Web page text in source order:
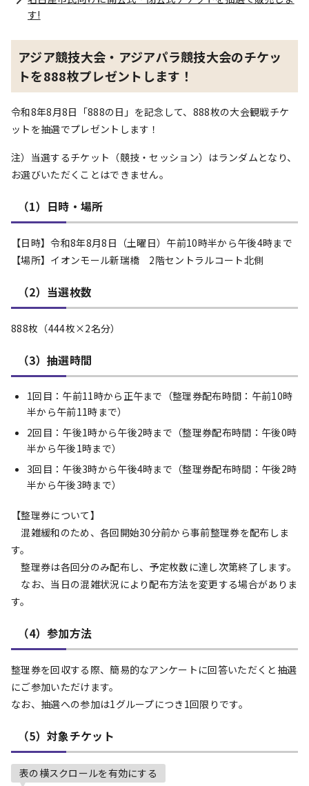
す!
アジア競技大会・アジアパラ競技大会のチケッ
トを888枚プレゼントします！
令和8年8月8日「888の日」を記念して、888枚の大会観戦チケ
ットを抽選でプレゼントします！
注）当選するチケット（競技・セッション）はランダムとなり、
お選びいただくことはできません。
（1）日時・場所
【日時】令和8年8月8日（土曜日）午前10時半から午後4時まで
【場所】イオンモール新瑞橋 2階セントラルコート北側
（2）当選枚数
888枚（444枚×2名分）
（3）抽選時間
1回目：午前11時から正午まで（整理券配布時間：午前10時
半から午前11時まで）
2回目：午後1時から午後2時まで（整理券配布時間：午後0時
半から午後1時まで）
3回目：午後3時から午後4時まで（整理券配布時間：午後2時
半から午後3時まで）
【整理券について】
混雑緩和のため、各回開始30分前から事前整理券を配布しま
す。
整理券は各回分のみ配布し、予定枚数に達し次第終了します。
なお、当日の混雑状況により配布方法を変更する場合がありま
す。
（4）参加方法
整理券を回収する際、簡易的なアンケートに回答いただくと抽選
にご参加いただけます。
なお、抽選への参加は1グループにつき1回限りです。
（5）対象チケット
表の横スクロールを有効にする